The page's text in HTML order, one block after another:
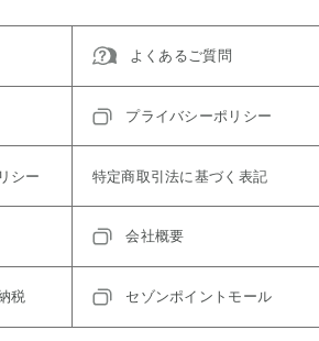
よくあるご質問
プライバシーポリシー
シー 特定商取引法に基づく表記
会社概要
税 セゾンポイントモール